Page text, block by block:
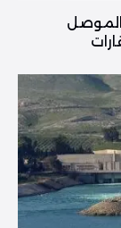
الموصل